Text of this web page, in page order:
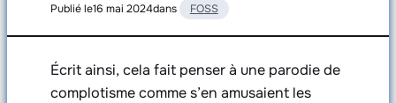
Publié le16 mai 2024dans FOSS
Écrit ainsi, cela fait penser à une parodie de
complotisme comme s’en amusaient les